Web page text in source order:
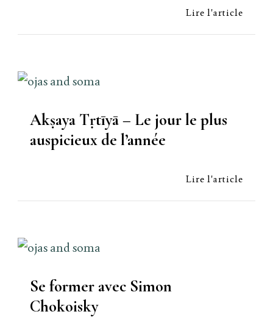
Lire l'article
Akṣaya Tṛtīyā – Le jour le plus
auspicieux de l’année
Lire l'article
Se former avec Simon
Chokoisky